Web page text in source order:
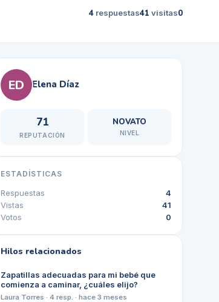
4 respuestas41 visitas0
ED Elena Díaz
71
REPUTACIÓN
NOVATO
NIVEL
ESTADÍSTICAS
Respuestas
4
Vistas
41
Votos
0
Hilos relacionados
Zapatillas adecuadas para mi bebé que
comienza a caminar, ¿cuáles elijo?
Laura Torres · 4 resp. · hace 3 meses